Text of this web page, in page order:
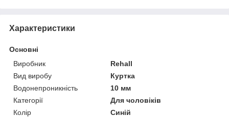
Характеристики
Основні
Виробник
Rehall
Вид виробу
Куртка
Водонепроникність
10 мм
Категорії
Для чоловіків
Колір
Синій